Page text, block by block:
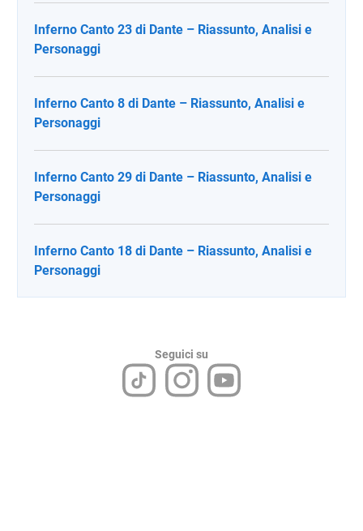
Inferno Canto 23 di Dante – Riassunto, Analisi e
Personaggi
Inferno Canto 8 di Dante – Riassunto, Analisi e
Personaggi
Inferno Canto 29 di Dante – Riassunto, Analisi e
Personaggi
Inferno Canto 18 di Dante – Riassunto, Analisi e
Personaggi
Seguici su